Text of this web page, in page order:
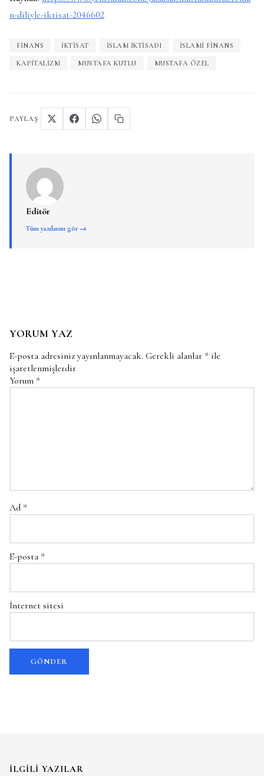
n-diliyle-iktisat-2046602
FINANS İKTISAT ISLAM IKTISADI ISLAMI FINANS
KAPITALIZM MUSTAFA KUTLU MUSTAFA ÖZEL
PAYLAŞ
Editör
Tüm yazılarını gör →
YORUM YAZ
E-posta adresiniz yayınlanmayacak. Gerekli alanlar * ile
işaretlenmişlerdir
Yorum *
Ad *
E-posta *
İnternet sitesi
İLGILI YAZILAR